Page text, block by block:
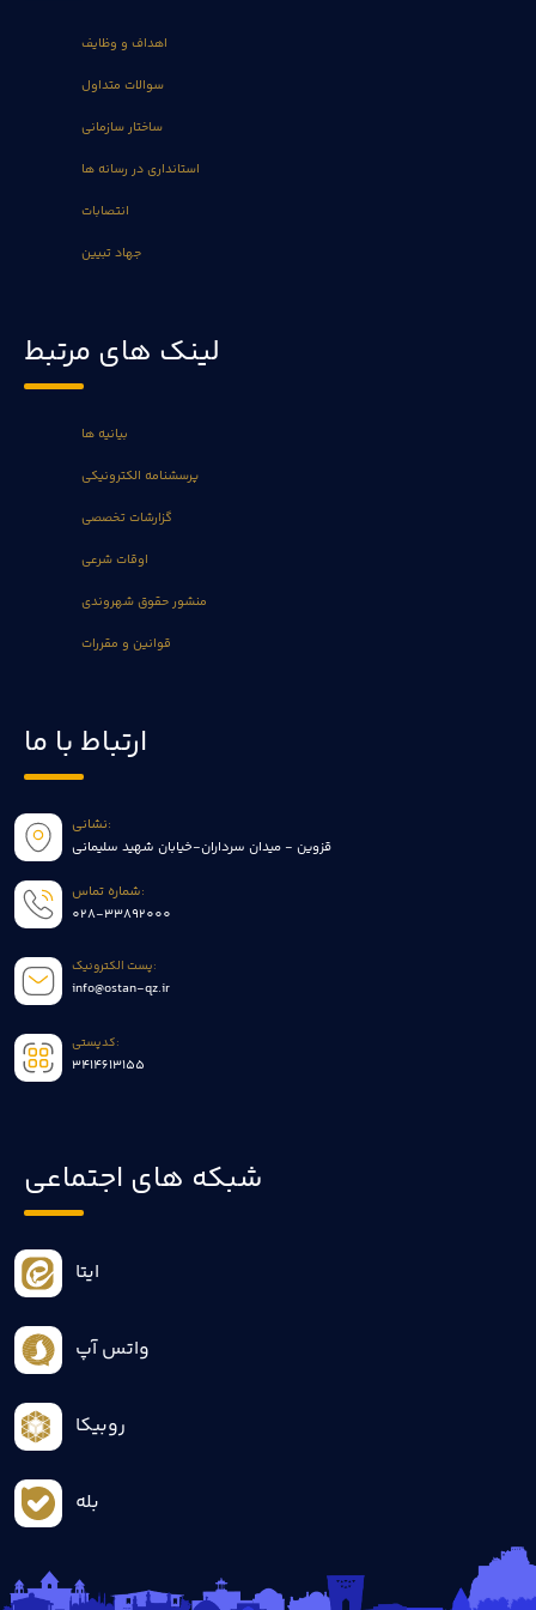
اهداف و وظایف
سوالات متداول
ساختار سازمانی
استانداری در رسانه ها
انتصابات
جهاد تبیین
لینک های مرتبط
بیانیه ها
پرسشنامه الکترونیکی
گزارشات تخصصی
اوقات شرعی
منشور حقوق شهروندی
قوانین و مقررات
ارتباط با ما
نشانی:
قزوین - میدان سرداران-خیابان شهید سلیمانی
شماره تماس:
028-33892000
پست الکترونیک:
info@ostan-qz.ir
کدپستی:
3414613155
شبکه های اجتماعی
ایتا
واتس آپ
روبیکا
بله